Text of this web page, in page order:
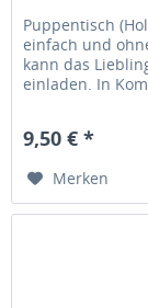
Puppentisch
einfach und
kann das
einladen. In
9,50 € *
Merken